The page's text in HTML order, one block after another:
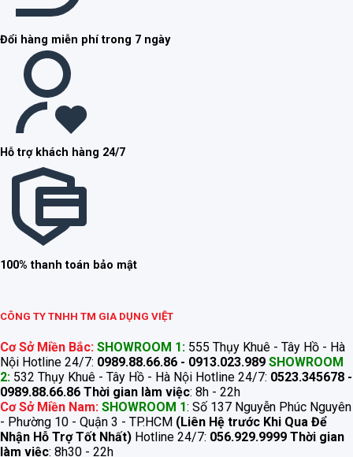
Đổi hàng miễn phí trong 7 ngày
Hỗ trợ khách hàng 24/7
100% thanh toán bảo mật
CÔNG TY TNHH TM GIA DỤNG VIỆT
Cơ Sở Miền Bắc: SHOWROOM 1: 555 Thụy Khuê - Tây Hồ - Hà
Nội Hotline 24/7: 0989.88.66.86 - 0913.023.989 SHOWROOM
2: 532 Thụy Khuê - Tây Hồ - Hà Nội Hotline 24/7: 0523.345678 -
0989.88.66.86 Thời gian làm việc: 8h - 22h
Cơ Sở Miền Nam: SHOWROOM 1: Số 137 Nguyễn Phúc Nguyên
- Phường 10 - Quận 3 - TP.HCM (Liên Hệ trước Khi Qua Để
Nhận Hỗ Trợ Tốt Nhất) Hotline 24/7: 056.929.9999 Thời gian
làm việc: 8h30 - 22h